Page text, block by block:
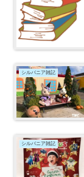
シルバニア雑記
シルバニア雑記